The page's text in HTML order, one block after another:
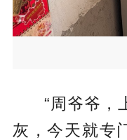
“周爷爷，
灰，今天就专